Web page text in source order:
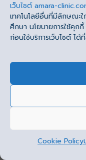
เว็บไซต์amara-
เทคโนโลยีอื่นที่มีลักษณะ
ศึกษา นโยบายการใช้คุก
ก่อนใช้บริการเว็บไซต์ ไ
Cookie Policy
ปรึกษาแพท
สอบถามโปรโ
หรือคลิกลิงค์นี้
https://
ติดต่อเบอร์โท
This site uses
experience. By